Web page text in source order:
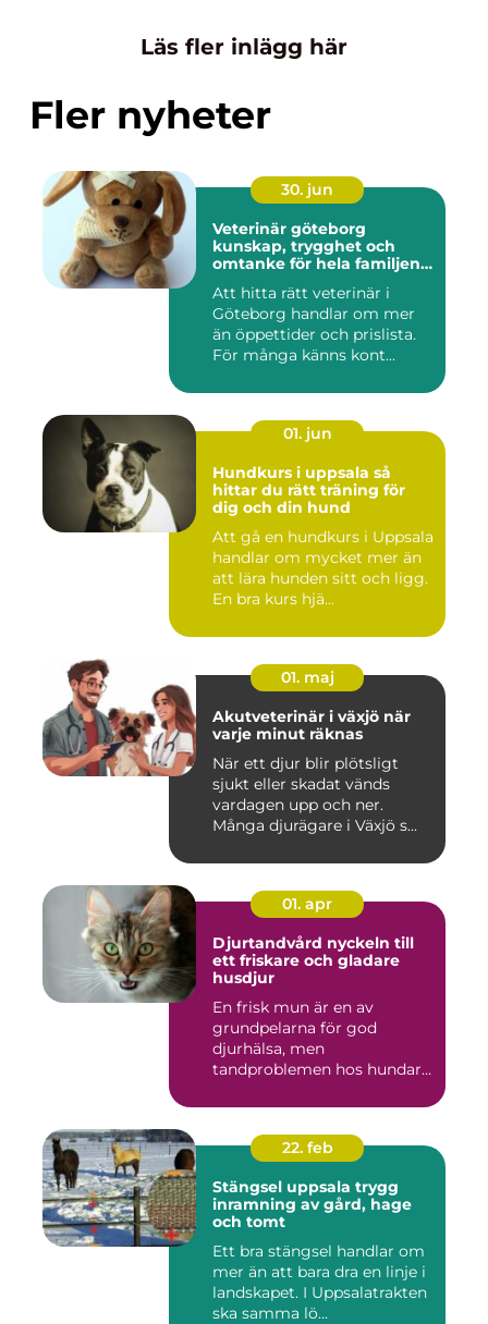
Läs fler inlägg här
Fler nyheter
30. jun
Veterinär göteborg
kunskap, trygghet och
omtanke för hela familjens
Att hitta rätt veterinär i
Göteborg handlar om mer
än öppettider och prislista.
För många känns kont...
01. jun
Hundkurs i uppsala så
hittar du rätt träning för
dig och din hund
Att gå en hundkurs i Uppsala
handlar om mycket mer än
att lära hunden sitt och ligg.
En bra kurs hjä...
01. maj
Akutveterinär i växjö när
varje minut räknas
När ett djur blir plötsligt
sjukt eller skadat vänds
vardagen upp och ner.
Många djurägare i Växjö s...
01. apr
Djurtandvård nyckeln till
ett friskare och gladare
husdjur
En frisk mun är en av
grundpelarna för god
djurhälsa, men
tandproblemen hos hundar
22. feb
Stängsel uppsala trygg
inramning av gård, hage
och tomt
Ett bra stängsel handlar om
mer än att bara dra en linje i
landskapet. I Uppsalatrakten
ska samma lö...